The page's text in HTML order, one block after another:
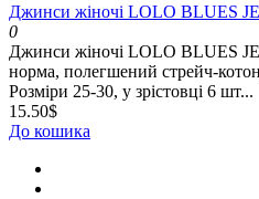
Джинси жіночі LOLO BLUES
0
Джинси жіночі LOLO BLUES
норма, полегшений стрейч-
Розміри 25-30, у зрістовці 6 шт...
15.50$
До кошика